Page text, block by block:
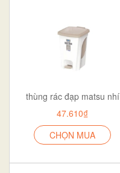
thùng rác đạp matsu nhí
47.610₫
CHỌN MUA